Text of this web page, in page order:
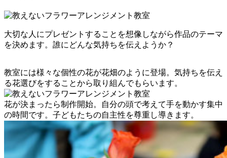
大切な人にプレゼントすることを想像しながら作品のテーマ
を決めます。誰にどんな気持ちを伝えようか？
教室には様々な個性の花が花畑のように登場。気持ちを伝え
る花選びをすることから取り組んでもらいます。
花が決まったら制作開始。自分の頭で考えて手を動かす集中
の時間です。子どもたちの自主性を尊重し導きます。